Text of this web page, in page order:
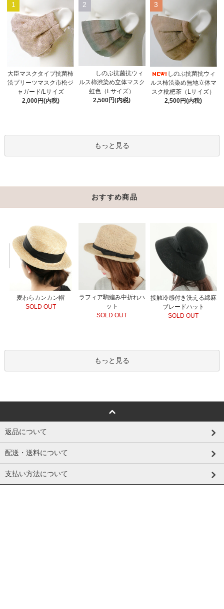
1
大臣マスクタイプ抗菌柿
渋プリーツマスク市松ジ
ャガード/Lサイズ
2,000円(内税)
2
しのぶ抗菌抗ウィ
ルス柿渋染め立体マスク
虹色（Lサイズ）
2,500円(内税)
3
しのぶ抗菌抗ウィ
ルス柿渋染め無地立体マ
スク枇杷茶（Lサイズ）
2,500円(内税)
もっと見る
おすすめ商品
麦わらカンカン帽
SOLD OUT
ラフィア駒編み中折れハ
ット
SOLD OUT
接触冷感付き洗える綿麻
ブレードハット
SOLD OUT
もっと見る
返品について
配送・送料について
支払い方法について